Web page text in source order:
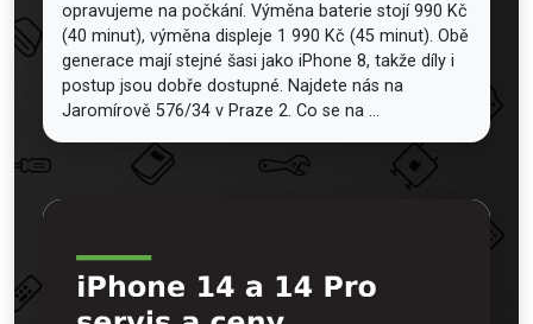
opravujeme na počkání. Výměna baterie stojí 990 Kč
(40 minut), výměna displeje 1 990 Kč (45 minut). Obě
generace mají stejné šasi jako iPhone 8, takže díly i
postup jsou dobře dostupné. Najdete nás na
Jaromírově 576/34 v Praze 2. Co se na ...